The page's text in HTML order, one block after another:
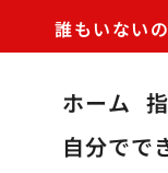
誰もいない
ホーム
自分でで